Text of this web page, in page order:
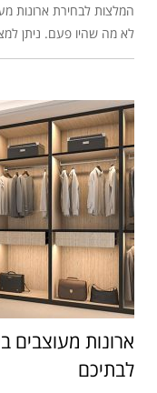
המלצות לבחירת ארונות
לא מה שהיו פעם. ניתן
ארונות מעוצבים
לבתיכם